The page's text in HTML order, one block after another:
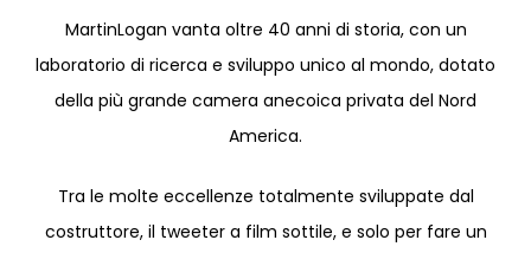
MartinLogan vanta oltre 40 anni di storia, con un
laboratorio di ricerca e sviluppo unico al mondo, dotato
della più grande camera anecoica privata del Nord
America.
Tra le molte eccellenze totalmente sviluppate dal
costruttore, il tweeter a film sottile, e solo per fare un